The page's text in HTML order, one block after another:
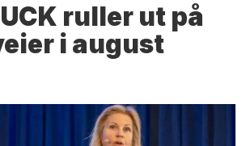
ruller ut på
i august